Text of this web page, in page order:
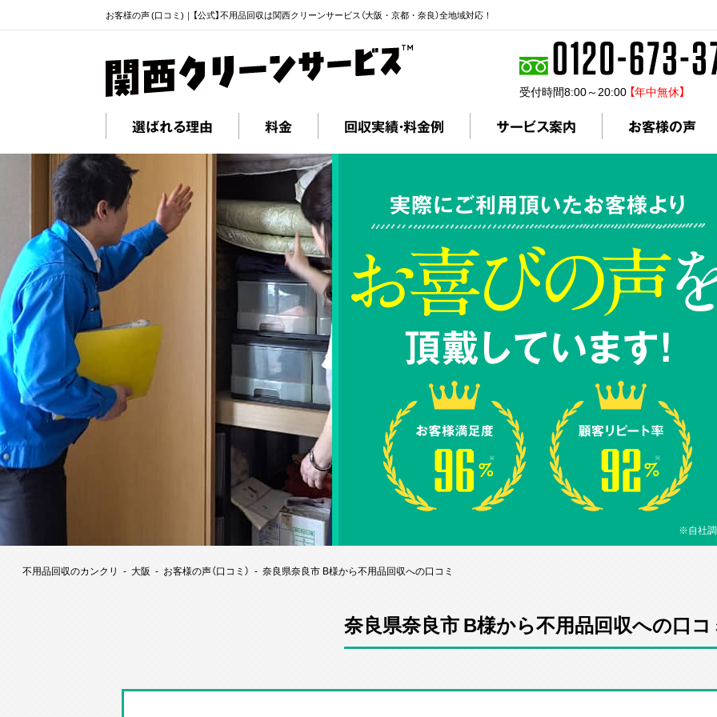
お客様の声 (口コミ)｜【公式】不用品回収は関西クリーンサービス（大阪・京都・奈良）全地域対応！
受付時間8:00～20:00 【年中無休】
選ばれる理由 料金 回収実績・料金例 サービス案内 お客様の声
実際にご利用頂いたお客様より
頂戴しています!
※自社
不用品回収のカンクリ 大阪 お客様の声（口コミ） 奈良県奈良市 B様から不用品回収への口コミ
奈良県奈良市 B様から不用品回収への口